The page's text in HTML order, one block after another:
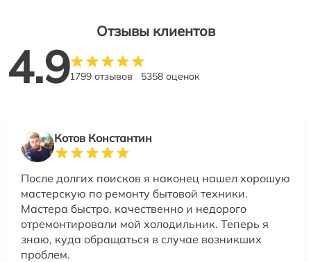
Отзывы клиентов
4.91799 отзывов 5358 оценок
Котов Константин
После долгих поисков я наконец нашел хорошую
мастерскую по ремонту бытовой техники.
Мастера быстро, качественно и недорого
отремонтировали мой холодильник. Теперь я
знаю, куда обращаться в случае возникших
проблем.